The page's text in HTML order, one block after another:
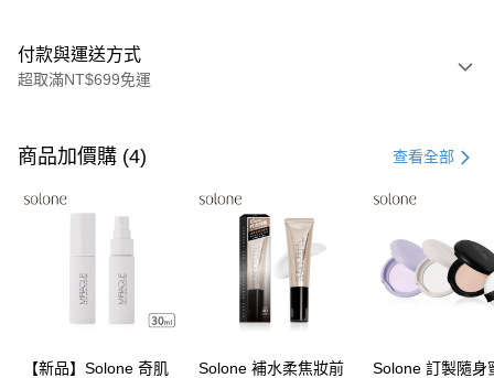
付款與運送方式
超取滿NT$699免運
信用卡一次付款
超商取貨付款
Apple Pay
悠遊付
商品加價購 (4) 查看全部
【新品】Solone 奇肌
Solone 補水柔焦妝前
Solone 訂製隨身